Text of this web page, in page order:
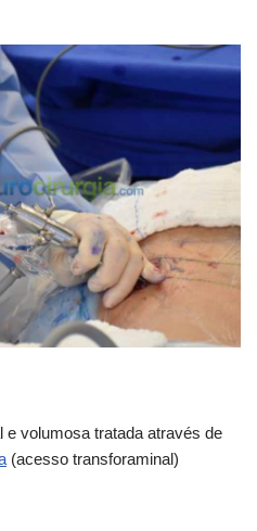
e volumosa tratada através de
(acesso transforaminal)